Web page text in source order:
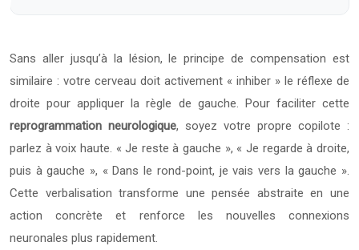
Sans aller jusqu’à la lésion, le principe de compensation est
similaire : votre cerveau doit activement « inhiber » le réflexe de
droite pour appliquer la règle de gauche. Pour faciliter cette
reprogrammation neurologique, soyez votre propre copilote :
parlez à voix haute. « Je reste à gauche », « Je regarde à droite,
puis à gauche », « Dans le rond-point, je vais vers la gauche ».
Cette verbalisation transforme une pensée abstraite en une
action concrète et renforce les nouvelles connexions
neuronales plus rapidement.